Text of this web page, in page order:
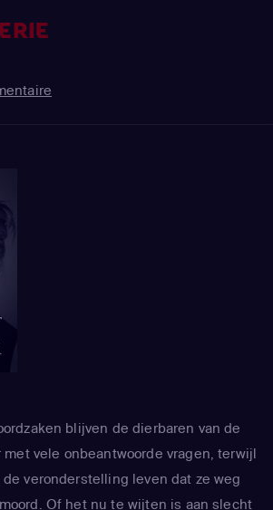
blijven de dierbaren van de
vele onbeantwoorde vragen, terwijl
veronderstelling leven dat ze weg
Of het nu te wijten is aan slecht